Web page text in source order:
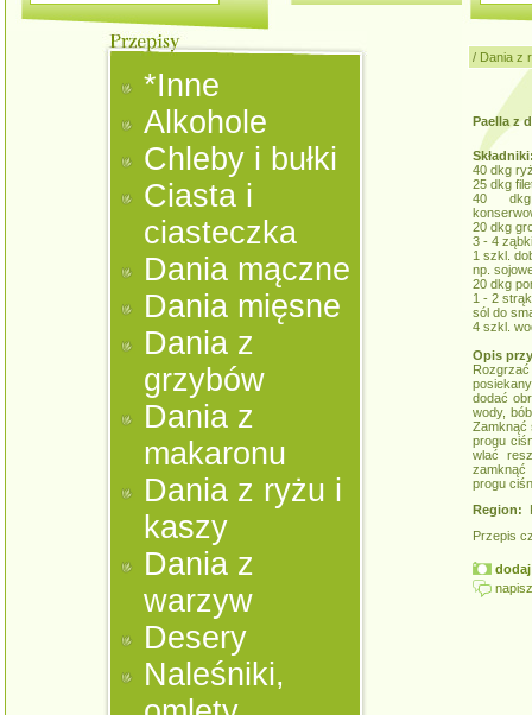
*Inne
Alkohole
Chleby i bułki
Ciasta i
ciasteczka
Dania mączne
Dania mięsne
Dania z
grzybów
Dania z
makaronu
Dania z ryżu i
kaszy
Dania z
warzyw
Desery
Naleśniki,
/ Dania z
Paella z
40 dkg
25 dkg
40 dkg
20 dkg
3 - 4
1 szkl.
np.
20 dkg
1 - 2
sól do
4 szkl.
Opis
dodać
wody,
Zamknąć
progu
wlać
zamknąć
progu
Region:
Przepis